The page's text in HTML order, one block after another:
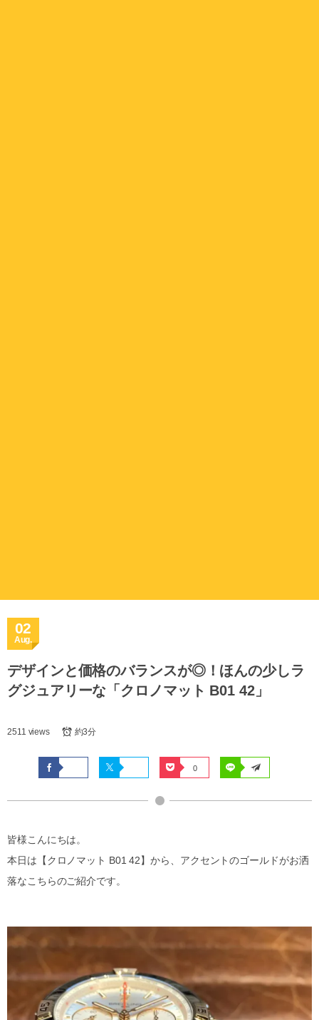
02
Aug.
デザインと価格のバランスが◎！ほんの少しラ
グジュアリーな「クロノマット B01 42」
2511 views 約3分
0
皆様こんにちは。
本日は【クロノマット B01 42】から、アクセントのゴールドがお洒
落なこちらのご紹介です。